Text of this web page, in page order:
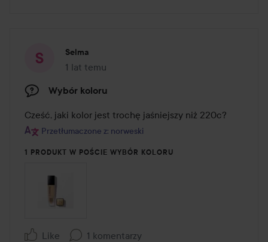
Selma
1 lat temu
Post został utworzony 1 lat temu
Wybór koloru
Cześć, jaki kolor jest trochę jaśniejszy niż 220c?
Przetłumaczone z: norweski
1 PRODUKT W POŚCIE WYBÓR KOLORU
Like 1 komentarzy